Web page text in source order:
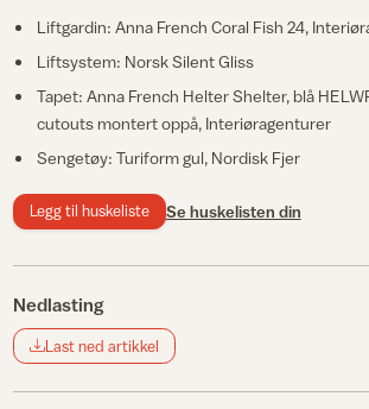
Liftgardin: Anna French Coral Fish 24,
Liftsystem: Norsk Silent Gliss
Tapet: Anna French Helter Shelter, blå
cutouts montert oppå, Interiøragenturer
Sengetøy: Turiform gul, Nordisk Fjer
Legg til huskeliste Se huskelisten din
Nedlasting
Last ned artikkel